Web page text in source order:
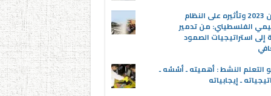
عدوان 2023 وتأثيره على النظام
الفلسطيني: من تدمير
إلى استراتيجيات الصمود
التعلم النشط : أهميته ـ أسُسُه ـ
ـ إيجابياته